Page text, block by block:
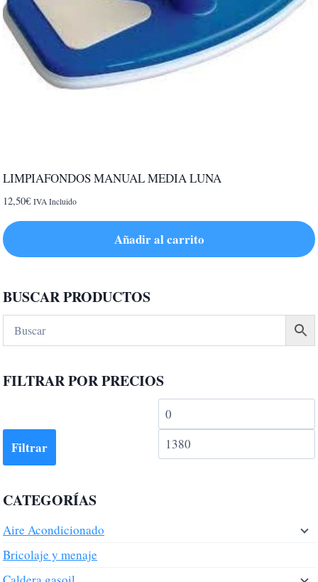
LIMPIAFONDOS MANUAL MEDIA LUNA
12,50€ IVA Incluido
Añadir al carrito
BUSCAR PRODUCTOS
FILTRAR POR PRECIOS
Precio
mínimo
Filtrar
CATEGORÍAS
Aire Acondicionado
Bricolaje y menaje